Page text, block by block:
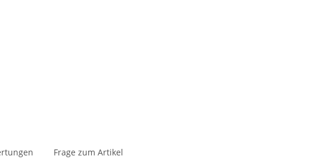
Frage zum Artikel